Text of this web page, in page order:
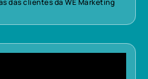
das clientes da WE Marketing